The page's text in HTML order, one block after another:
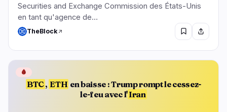
Securities and Exchange Commission des États-Unis
en tant qu'agence de…
TheBlock
BTC, ETH en baisse : Trump rompt le cessez-
le-feu avec l'Iran
🩸